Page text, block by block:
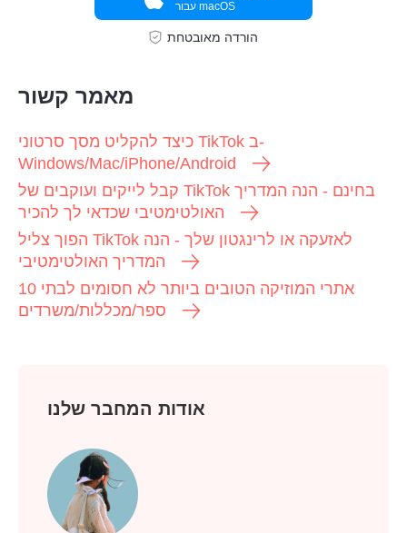
עבור macOS
הורדה מאובטחת
מאמר קשור
כיצד להקליט מסך סרטוני TikTok ב-
Windows/Mac/iPhone/Android
קבל לייקים ועוקבים של TikTok בחינם - הנה המדריך
האולטימטיבי שכדאי לך להכיר
הפוך צליל TikTok לאזעקה או לרינגטון שלך - הנה
המדריך האולטימטיבי
10 אתרי המוזיקה הטובים ביותר לא חסומים לבתי
ספר/מכללות/משרדים
אודות המחבר שלנו